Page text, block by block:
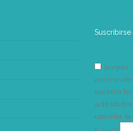
Suscribirse
Acepto
correo
nuestro
cancelar